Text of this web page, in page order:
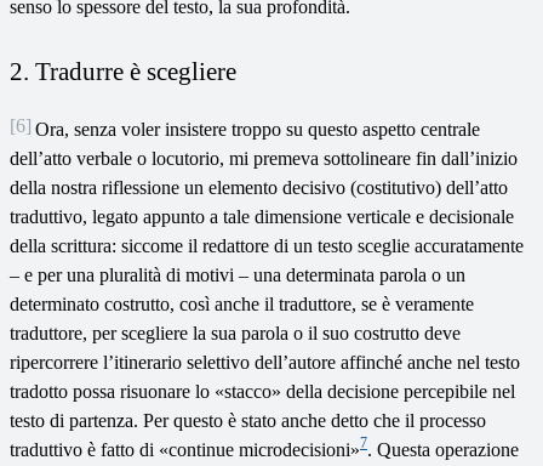
senso lo spessore del testo, la sua profondità.
2. Tradurre è scegliere
[6] Ora, senza voler insistere troppo su questo aspetto centrale
dell’atto verbale o locutorio, mi premeva sottolineare fin dall’inizio
della nostra riflessione un elemento decisivo (costitutivo) dell’atto
traduttivo, legato appunto a tale dimensione verticale e decisionale
della scrittura: siccome il redattore di un testo sceglie accuratamente
– e per una pluralità di motivi – una determinata parola o un
determinato costrutto, così anche il traduttore, se è veramente
traduttore, per scegliere la sua parola o il suo costrutto deve
ripercorrere l’itinerario selettivo dell’autore affinché anche nel testo
tradotto possa risuonare lo «stacco» della decisione percepibile nel
testo di partenza. Per questo è stato anche detto che il processo
traduttivo è fatto di «continue microdecisioni»7. Questa operazione